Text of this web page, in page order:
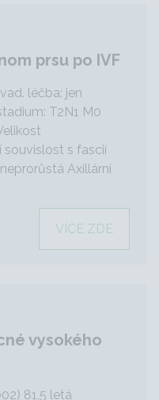
prsu po IVF
léčba: jen
T2N1 M0
souvislost s fascií
Axillární
VÍCE ZDE
vysokého
81,5 letá